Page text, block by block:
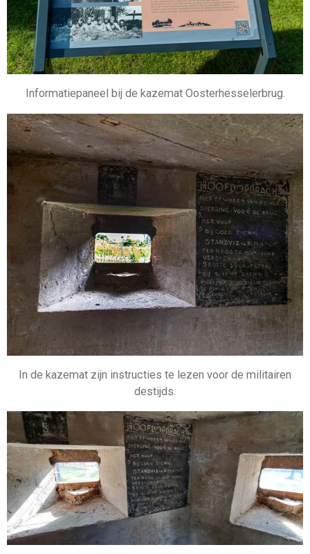
Informatiepaneel bij de kazemat Oosterhesselerbrug.
In de kazemat zijn instructies te lezen voor de militairen
destijds.